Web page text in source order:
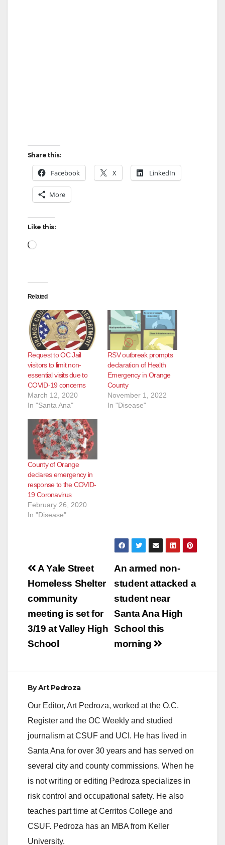
Share this:
Facebook X LinkedIn
More
Like this:
Loading…
Related
Request to OC Jail
visitors to limit non-
essential visits due to
COVID-19 concerns
March 12, 2020
In "Santa Ana"
RSV outbreak prompts
declaration of Health
Emergency in Orange
County
November 1, 2022
In "Disease"
County of Orange
declares emergency in
response to the COVID-
19 Coronavirus
February 26, 2020
In "Disease"
Post
navigation
An armed non-
student attacked a
student near
Santa Ana High
School this
morning
A Yale Street
Homeless Shelter
community
meeting is set for
3/19 at Valley High
School
ByArt Pedroza
Our Editor, Art Pedroza, worked at the O.C.
Register and the OC Weekly and studied
journalism at CSUF and UCI. He has lived in
Santa Ana for over 30 years and has served on
several city and county commissions. When he
is not writing or editing Pedroza specializes in
risk control and occupational safety. He also
teaches part time at Cerritos College and
CSUF. Pedroza has an MBA from Keller
University.